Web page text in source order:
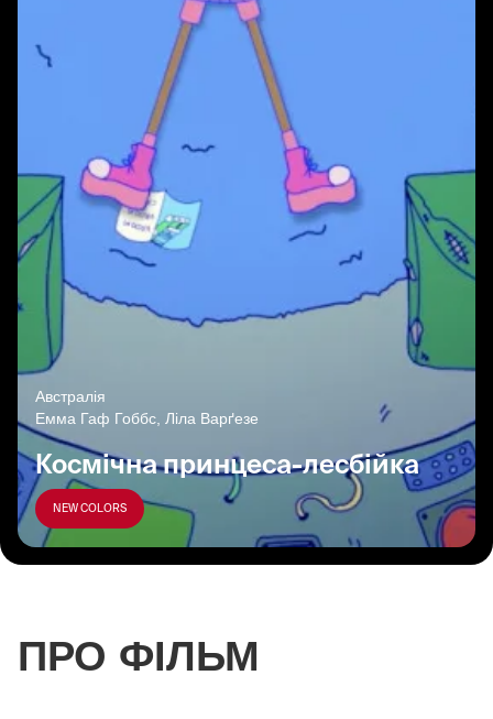
Австралія
Емма Гаф Гоббс, Ліла Варґезе
Космічна принцеса-лесбійка
NEW COLORS
ПРО ФІЛЬМ